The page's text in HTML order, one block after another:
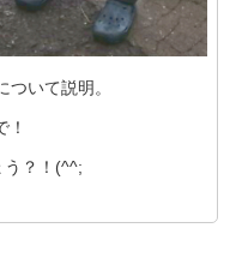
いて説明。
！
う？！(^^;